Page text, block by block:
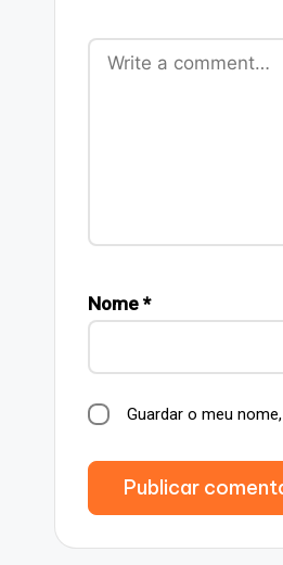
Nome *
Guardar o meu